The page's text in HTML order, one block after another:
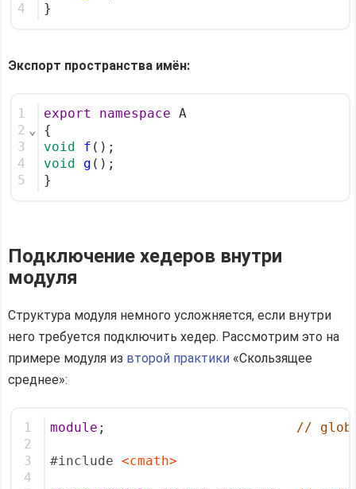
4
}
Экспорт пространства имён:
1
2
3
4
5
⌄
export namespace A
{
void
f ();
void
g ();
}
Подключение хедеров внутри
модуля
Структура модуля немного усложняется, если внутри
него требуется подключить хедер. Рассмотрим это на
примере модуля из второй практики «Скользящее
среднее»:
1
2
3
4
module ; //
#include <cmath>